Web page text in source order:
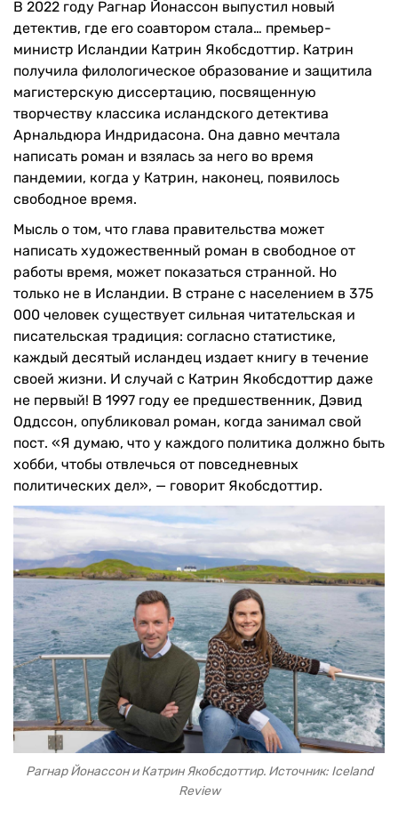
В 2022 году Рагнар Йонассон выпустил новый
детектив, где его соавтором стала… премьер-
министр Исландии Катрин Якобсдоттир. Катрин
получила филологическое образование и защитила
магистерскую диссертацию, посвященную
творчеству классика исландского детектива
Арнальдюра Индридасона. Она давно мечтала
написать роман и взялась за него во время
пандемии, когда у Катрин, наконец, появилось
свободное время.
Мысль о том, что глава правительства может
написать художественный роман в свободное от
работы время, может показаться странной. Но
только не в Исландии. В стране с населением в 375
000 человек существует сильная читательская и
писательская традиция: согласно статистике,
каждый десятый исландец издает книгу в течение
своей жизни. И случай с Катрин Якобсдоттир даже
не первый! В 1997 году ее предшественник, Дэвид
Оддссон, опубликовал роман, когда занимал свой
пост. «Я думаю, что у каждого политика должно быть
хобби, чтобы отвлечься от повседневных
политических дел», — говорит Якобсдоттир.
Рагнар Йонассон и Катрин Якобсдоттир. Источник: Iceland
Review